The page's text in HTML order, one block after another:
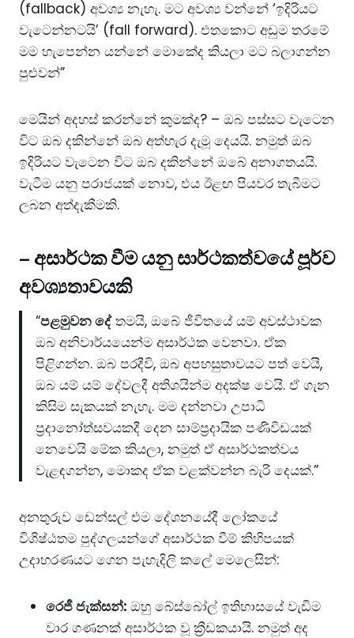
(fallback) අවශ්‍ය නැහැ. මට අවශ්‍ය වන්නේ ‘ඉදිරියට
වැටෙන්නටයි’ (fall forward). එතකොට අඩුම තරමේ
මම හැපෙන්න යන්නේ මොකේද කියලා මට බලාගන්න
පුළුවන්”
මෙයින් අදහස් කරන්නේ කුමක්ද? – ඔබ පස්සට වැටෙන
විට ඔබ දකින්නේ ඔබ අත්හැර දැමූ දෙයයි. නමුත් ඔබ
ඉදිරියට වැටෙන විට ඔබ දකින්නේ ඔබේ අනාගතයයි.
වැටීම යනු පරාජයක් නොව, එය ඊළඟ පියවර තැබීමට
ලබන අත්දැකීමකි.
– අසාර්ථක වීම යනු සාර්ථකත්වයේ පූර්ව
අවශ්‍යතාවයකි
“පළමුවන දේතමයි, ඔබේ ජීවිතයේ යම් අවස්ථාවක
ඔබ අනිවාර්යයෙන්ම අසාර්ථක වෙනවා. ඒක
පිළිගන්න. ඔබ පරදීවි, ඔබ අපහසුතාවයට පත් වෙයි,
ඔබ යම් යම් දේවලදී අතිශයින්ම අදක්ෂ වෙයි. ඒ ගැන
කිසිම සැකයක් නැහැ. මම දන්නවා උපාධි
ප්‍රදානෝත්සවයකදී දෙන සාම්ප්‍රදායික පණිවිඩයක්
නෙවෙයි මේක කියලා, නමුත් ඒ අසාර්ථකත්වය
වැළඳගන්න, මොකද ඒක වළක්වන්න බැරි දෙයක්.”
අනතුරුව ඩෙන්සල් එම දේශනයේදී ලෝකයේ
විශිෂ්ඨතම පුද්ගලයන්ගේ අසාර්ථක වීම් කිහිපයක්
උදාහරණයට ගෙන පැහැදිලි කලේ මෙලෙසින්:
රෙජී ජැක්සන්: ඔහු බේස්බෝල් ඉතිහාසයේ වැඩිම
වාර ගණනක් අසාර්ථක වූ ක්‍රීඩකයායි. නමුත් අද